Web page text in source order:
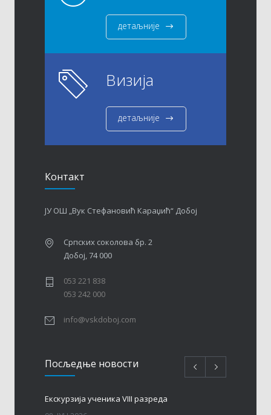
детаљније
Визија
детаљније
Контакт
ЈУ ОШ „Вук Стефановић Караџић“ Добој
Српских соколова бр. 2
Добој, 74 000
053 221 838
053 242 000
info@vskdoboj.com
Посљедњe новости
Eкскурзија ученика VIII разреда